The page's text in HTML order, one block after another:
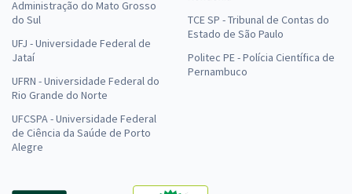
Administração do Mato Grosso
do Sul
UFJ - Universidade Federal de
Jataí
UFRN - Universidade Federal do
Rio Grande do Norte
UFCSPA - Universidade Federal
de Ciência da Saúde de Porto
Alegre
TCE SP - Tribunal de Contas do
Estado de São Paulo
Politec PE - Polícia Científica de
Pernambuco